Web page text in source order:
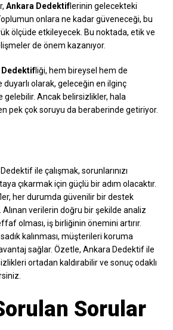
Ankara Dedektiflerinin gelecekteki
onlara ne kadar güveneceği, bu
ölçüde etkileyecek. Bu noktada, etik ve
de önem kazanıyor.
Dedektifliği, hem bireysel hem de
olarak, geleceğin en ilginç
gelebilir. Ancak belirsizlikler, hala
pek çok soruyu da beraberinde getiriyor.
ile çalışmak, sorunlarınızı
çıkarmak için güçlü bir adım olacaktır.
her durumda güvenilir bir destek
Alınan verilerin doğru bir şekilde analiz
olması, iş birliğinin önemini artırır.
kalınması, müşterileri koruma
sağlar. Özetle, Ankara Dedektif ile
ortadan kaldırabilir ve sonuç odaklı
Sorular